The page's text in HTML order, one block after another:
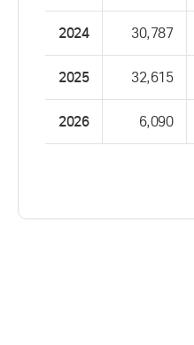
2024 30,787
2025 32,615
2026 6,090